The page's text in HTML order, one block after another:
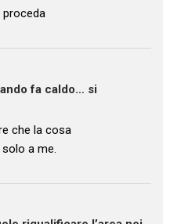
proceda
fa caldo… si
che la cosa
a me.